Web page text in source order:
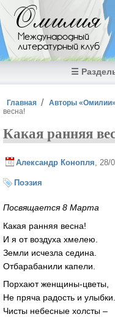
Перейти к основному
Омилия
Международный
литературный клуб
☰
Вы здесь
Главная Авторы «Омилии»
весна!
Какая ранняя
Александр Конопля ,
Поэзия
Посвящается 8 Марта
Какая ранняя весна!
И я от воздуха хмелею.
Земли исчезла седина.
Отбарабанили капели.
Порхают женщины-цветы,
Не пряча радость и улыбки.
Чисты небесные холсты –